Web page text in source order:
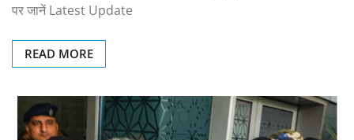
पर जानें Latest Update
READ MORE